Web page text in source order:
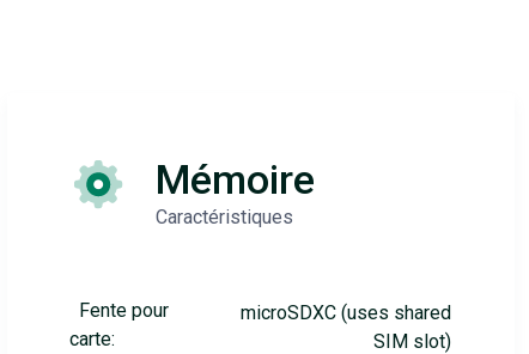
Mémoire
Caractéristiques
Fente pour
carte:
microSDXC (uses shared
SIM slot)